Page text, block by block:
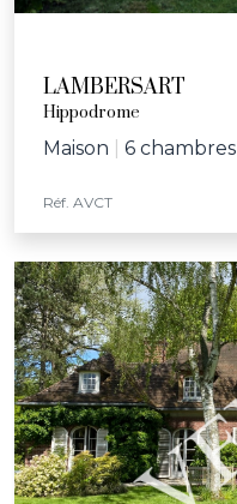
LAMBERSART
Hippodrome
Maison 6 chambres
Réf. AVCT